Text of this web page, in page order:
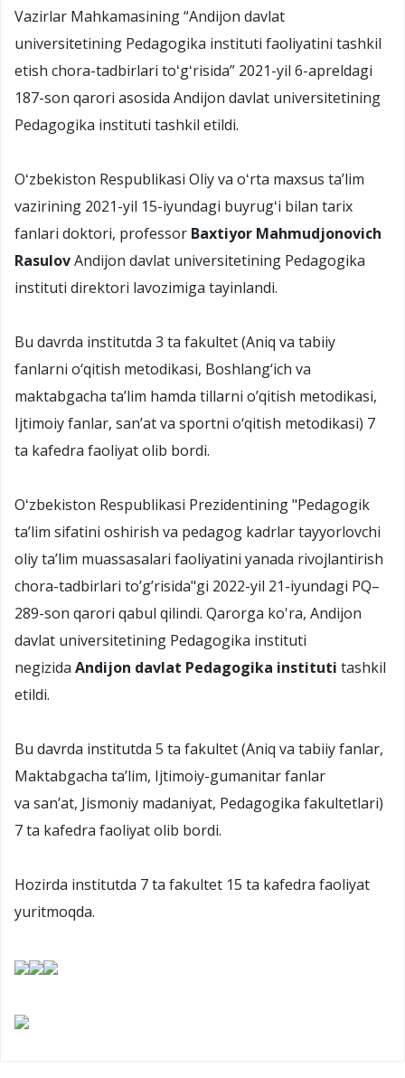
Vazirlar Mahkamasining “Andijon davlat
universitetining Pedagogika instituti faoliyatini tashkil
etish chora-tadbirlari toʻgʻrisida” 2021-yil 6-apreldagi
187-son qarori asosida Andijon davlat universitetining
Pedagogika instituti tashkil etildi.
Oʻzbekiston Respublikasi Oliy va oʻrta maxsus taʼlim
vazirining 2021-yil 15-iyundagi buyrugʻi bilan tarix
fanlari doktori, professor Baxtiyor Mahmudjonovich
RasulovAndijon davlat universitetining Pedagogika
instituti direktori lavozimiga tayinlandi.
Bu davrda institutda 3 ta fakultet (Aniq va tabiiy
fanlarni o‘qitish metodikasi, Boshlang‘ich va
maktabgacha ta’lim hamda tillarni o’qitish metodikasi,
Ijtimoiy fanlar, san’at va sportni o‘qitish metodikasi) 7
ta kafedra faoliyat olib bordi.
Oʻzbekiston Respublikasi Prezidentining "Pedagogik
taʼlim sifatini oshirish va pedagog kadrlar tayyorlovchi
oliy taʼlim muassasalari faoliyatini yanada rivojlantirish
chora-tadbirlari toʼgʼrisida"gi 2022-yil 21-iyundagi PQ–
289-son qarori qabul qilindi. Qarorga ko'ra, Andijon
davlat universitetining Pedagogika instituti
negizida Andijon davlat Pedagogika instituti tashkil
etildi.
Bu davrda institutda 5 ta fakultet (Aniq va tabiiy fanlar,
Maktabgacha ta’lim, Ijtimoiy-gumanitar fanlar
va san’at, Jismoniy madaniyat, Pedagogika fakultetlari)
7 ta kafedra faoliyat olib bordi.
Hozirda institutda 7 ta fakultet 15 ta kafedra faoliyat
yuritmoqda.​​​​